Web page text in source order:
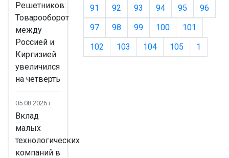
Решетников:
Товарооборот
между
Россией и
Киргизией
увеличился
на четверть
05.08.2026 г
Вклад
малых
технологических
компаний в
91
92 93 94 95
96
97
98 99 100
101
102
103 104 105 1